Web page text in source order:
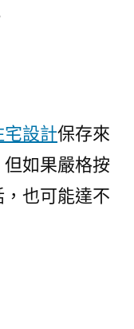
宅設計保存來
如果嚴格按
也可能達不